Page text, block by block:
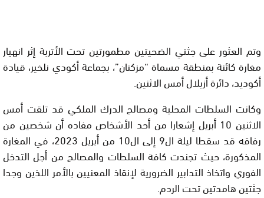
وتم العثور على جثتي الضحيتين مطمورتين تحت الأتربة إثر انهيار
مغارة كائنة بمنطقة مسماة “مزكنان”، بجماعة أكودي نلخير، قيادة
أكوديد، دائرة أزيلال أمس الاثنين.
وكانت السلطات المحلية ومصالح الدرك الملكي قد تلقت أمس
الاثنين 10 أبريل إشعارا من أحد الأشخاص مفاده أن شخصين من
رفاقه قد سقطا ليلة ال9 إلى ال10 من أبريل 2023، في المغارة
المذكورة، حيث تجندت كافة السلطات والمصالح من أجل التدخل
الفوري واتخاذ التدابير الضرورية لإنقاذ المعنيين بالأمر اللذين وجدا
جثتين هامدتين تحت الردم.